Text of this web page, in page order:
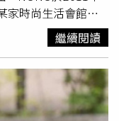
並完成與被害人的
仍需履行相關社會勞
家時尚生活會館消
按摩過程中起身露出
美容椅上，強行性侵
於社群平台對
搭上線，開著白色賓
一見對方坐到副駕
，強制猥褻得逞。
繼續閱讀